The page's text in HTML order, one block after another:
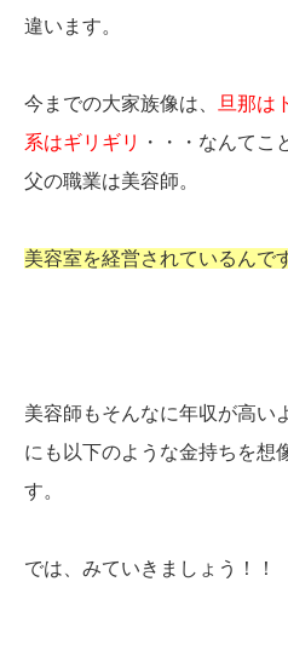
違います。
今までの大家族像は、
旦那は
系はギリギリ
・・・なんてこ
父の職業は美容師。
美容室を経営されているんで
美容師もそんなに年収が高い
にも以下のような金持ちを想
す。
では、みていきましょう！！